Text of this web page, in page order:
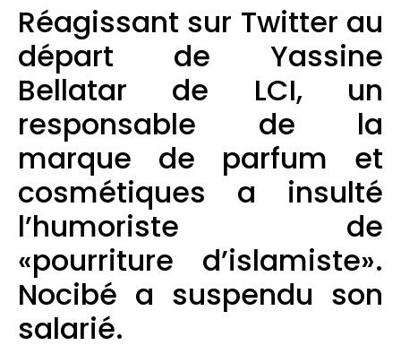
Réagissant sur Twitter au
départ de Yassine
Bellatar de LCI, un
responsable de la
marque de parfum et
cosmétiques a insulté
l’humoriste de
«pourriture d’islamiste».
Nocibé a suspendu son
salarié.